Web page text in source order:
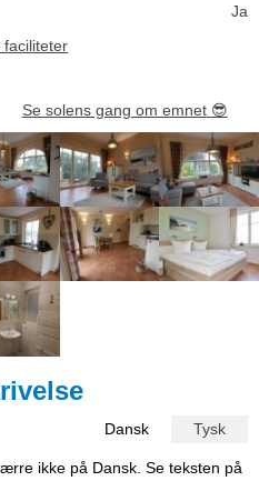
Ja
faciliteter
Se solens gang om emnet 😎
Dansk Tysk
ikke på Dansk. Se teksten på